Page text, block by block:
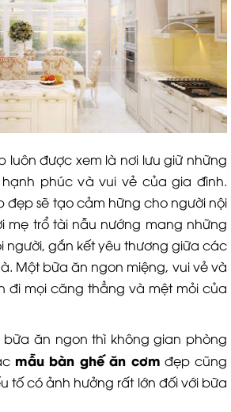
luôn được xem là nơi lưu giữ những
phúc và vui vẻ của gia đình.
đẹp sẽ tạo cảm hững cho người nội
mẹ trổ tài nẫu nướng mang những
người, gắn kết yêu thương giữa các
Một bữa ăn ngon miệng, vui vẻ và
đi mọi căng thẳng và mệt mỏi của
ăn ngon thì không gian phòng
mẫu bàn ghế ăn cơm đẹp cũng
tố có ảnh hưởng rất lớn đối với bữa